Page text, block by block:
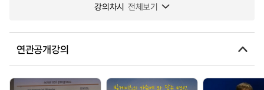
강의차시 전체보기
연관공개강의